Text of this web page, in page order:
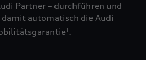
Partner – durchführen und
damit automatisch die Audi
1 .